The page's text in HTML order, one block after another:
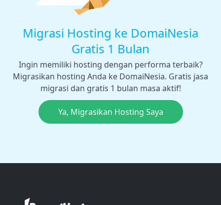
Migrasi Hosting ke DomaiNesia
Gratis 1 Bulan
Ingin memiliki hosting dengan performa terbaik?
Migrasikan hosting Anda ke DomaiNesia. Gratis jasa
migrasi dan gratis 1 bulan masa aktif!
Ya, Migrasikan Hosting Saya